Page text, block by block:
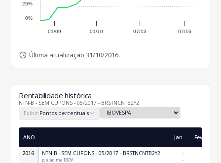
01/09 01/10 07/13 07/16
0%
25%
Última atualização 31/10/2016.
Rentabilidade histórica
NTN-B - SEM CUPONS - 05/2017 - BRSTNCNTB2Y2
Exibir:Pontos percentuais
ANO Jan Fev
2016 NTN-B - SEM CUPONS - 05/2017 - BRSTNCNTB2Y2
p.p. acima IBOV
-
-